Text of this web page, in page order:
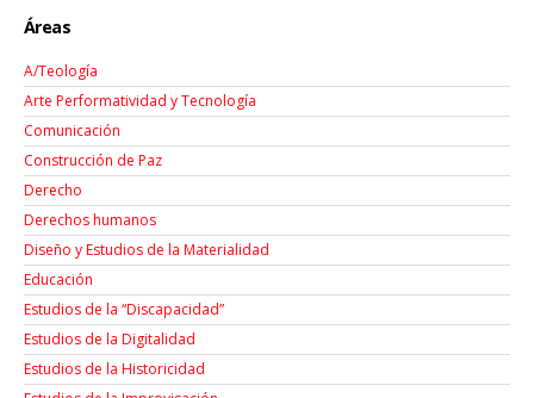
Áreas
A/Teología
Arte Performatividad y Tecnología
Comunicación
Construcción de Paz
Derecho
Derechos humanos
Diseño y Estudios de la Materialidad
Educación
Estudios de la “Discapacidad”
Estudios de la Digitalidad
Estudios de la Historicidad